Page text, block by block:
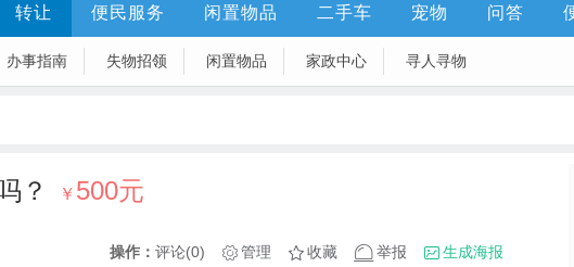
转让 便民服务 闲置物品 二手车 宠物 问答
办事指南 失物招领 闲置物品 家政中心 寻人寻物
？ ￥ 500元
操作： 评论(0) 管理 收藏 举报 生成海报